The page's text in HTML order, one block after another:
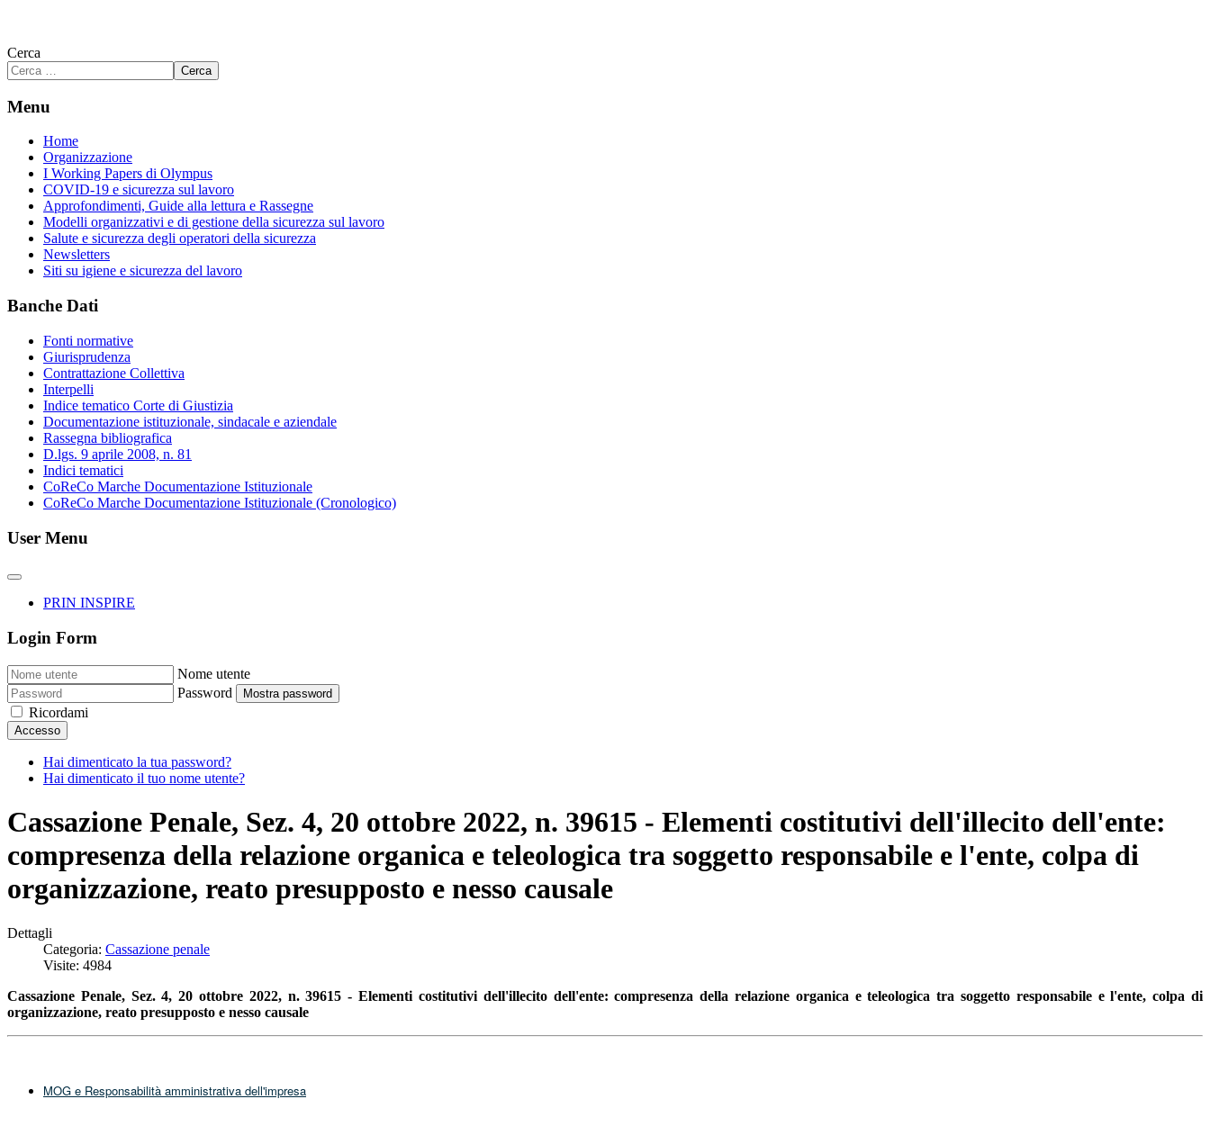
Cerca
Cerca
Menu
Home
Organizzazione
I Working Papers di Olympus
COVID-19 e sicurezza sul lavoro
Approfondimenti, Guide alla lettura e Rassegne
Modelli organizzativi e di gestione della sicurezza sul lavoro
Salute e sicurezza degli operatori della sicurezza
Newsletters
Siti su igiene e sicurezza del lavoro
Banche Dati
Fonti normative
Giurisprudenza
Contrattazione Collettiva
Interpelli
Indice tematico Corte di Giustizia
Documentazione istituzionale, sindacale e aziendale
Rassegna bibliografica
D.lgs. 9 aprile 2008, n. 81
Indici tematici
CoReCo Marche Documentazione Istituzionale
CoReCo Marche Documentazione Istituzionale (Cronologico)
User Menu
PRIN INSPIRE
Login Form
Nome utente
Password
Mostra password
Ricordami
Accesso
Hai dimenticato la tua password?
Hai dimenticato il tuo nome utente?
Cassazione Penale, Sez. 4, 20 ottobre 2022, n. 39615 - Elementi costitutivi dell'illecito dell'ente:
compresenza della relazione organica e teleologica tra soggetto responsabile e l'ente, colpa di
organizzazione, reato presupposto e nesso causale
Dettagli
Categoria: Cassazione penale
Visite: 4984
Cassazione Penale, Sez. 4, 20 ottobre 2022, n. 39615 - Elementi costitutivi dell'illecito dell'ente: compresenza della relazione organica e teleologica tra soggetto responsabile e l'ente, colpa di
organizzazione, reato presupposto e nesso causale
MOG e Responsabilità amministrativa dell'impresa